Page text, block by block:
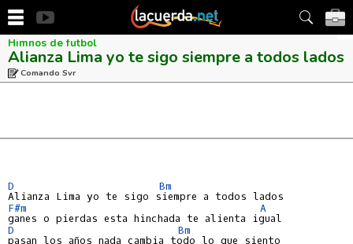
Himnos de futbol
Alianza Lima yo te sigo siempre a todos lados
Comando Svr
D
Bm
F#m
A
D
Bm